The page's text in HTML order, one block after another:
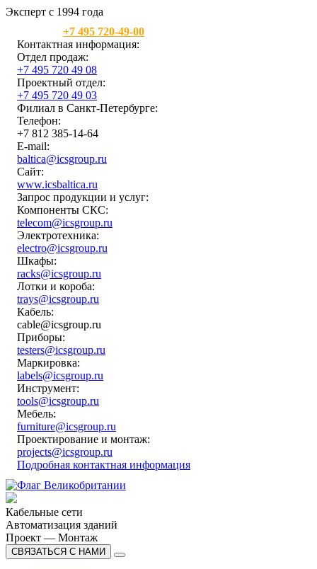
Эксперт с 1994 года
+7 495 720-49-00
Контактная информация:
Отдел продаж:
+7 495 720 49 08
Проектный отдел:
+7 495 720 49 03
Филиал в Санкт-Петербурге:
Телефон:
+7 812 385-14-64
E-mail:
baltica@icsgroup.ru
Сайт:
www.icsbaltica.ru
Запрос продукции и услуг:
Компоненты СКС:
telecom@icsgroup.ru
Электротехника:
electro@icsgroup.ru
Шкафы:
racks@icsgroup.ru
Лотки и короба:
trays@icsgroup.ru
Кабель:
cable@icsgroup.ru
Приборы:
testers@icsgroup.ru
Маркировка:
labels@icsgroup.ru
Инструмент:
tools@icsgroup.ru
Мебель:
furniture@icsgroup.ru
Проектирование и монтаж:
projects@icsgroup.ru
Подробная контактная информация
Кабельные сети
Автоматизация зданий
Проект — Монтаж
СВЯЗАТЬСЯ С НАМИ